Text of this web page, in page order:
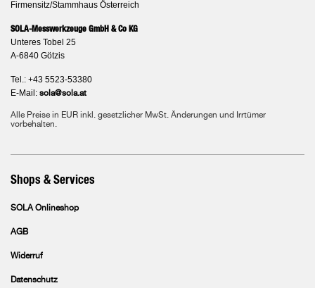
Firmensitz/Stammhaus Österreich
SOLA-Messwerkzeuge GmbH & Co KG
Unteres Tobel 25
A-6840 Götzis
Tel.: +43 5523-53380
E-Mail: sola@sola.at
Alle Preise in EUR inkl. gesetzlicher MwSt. Änderungen und Irrtümer
vorbehalten.
Shops & Services
SOLA Onlineshop
AGB
Widerruf
Datenschutz